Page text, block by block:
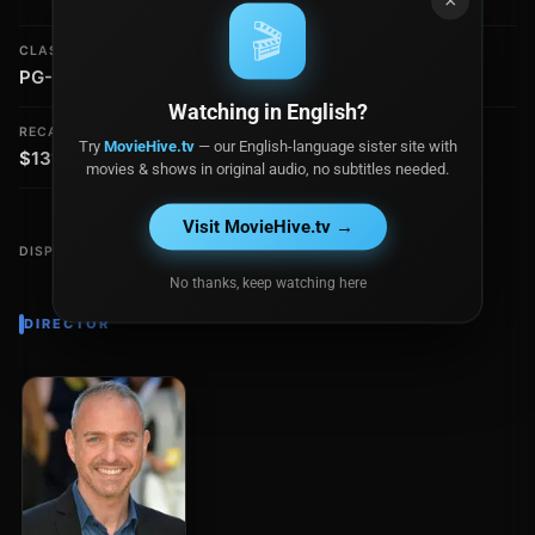
CLASIFICACIÓN
PG-13
PRESUPUESTO
$75.0 millones
RECAUDACIÓN
$131.6 millones
DISPONIBLE EN
DIRECTOR
🎬
Watching in English?
Try MovieHive.tv— our English-language sister site with
movies & shows in original audio, no subtitles needed.
Visit MovieHive.tv →
No thanks, keep watching here